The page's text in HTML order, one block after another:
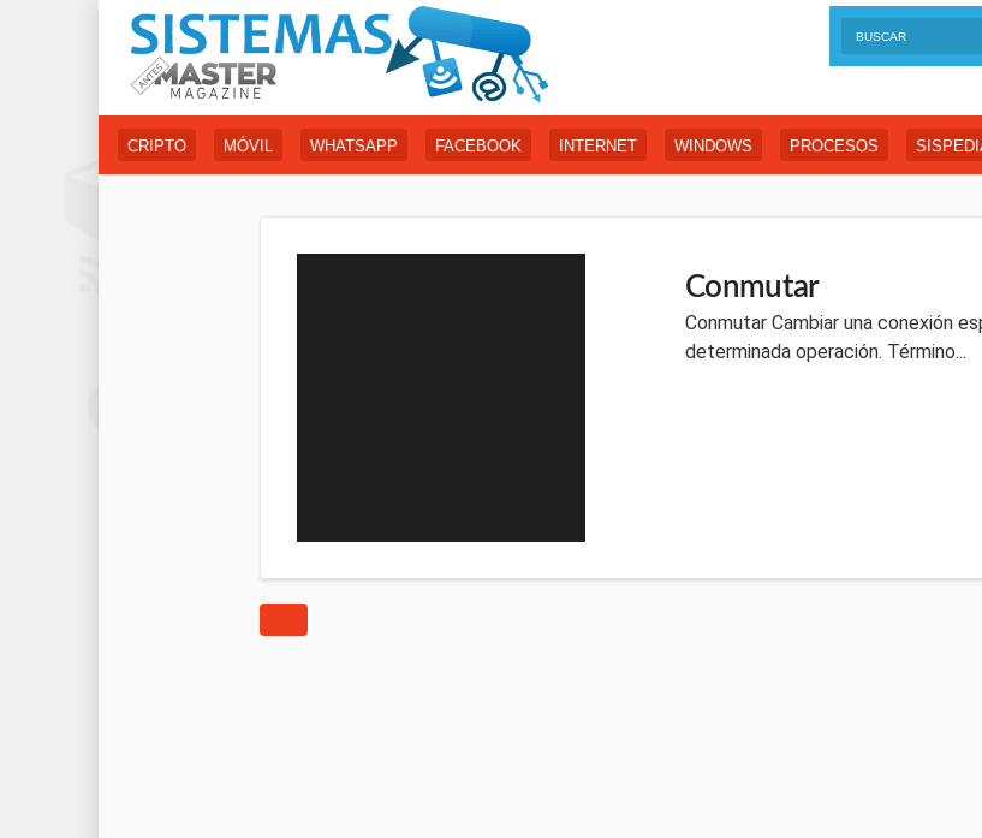
CRIPTO MÓVIL WHATSAPP FACEBOOK INTERNET WINDOWS PROCESOS
Conmutar
Conmutar Cambiar una conexión
determinada operación. Término...